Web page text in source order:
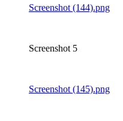
Screenshot (144).png
Screenshot 5
Screenshot (145).png